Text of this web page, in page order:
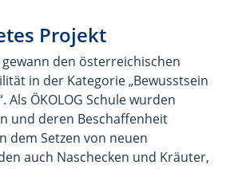
Projekt
den österreichischen
in der Kategorie „Bewusstsein
Als ÖKOLOG Schule wurden
und deren Beschaffenheit
dem Setzen von neuen
auch Naschecken und Kräuter,